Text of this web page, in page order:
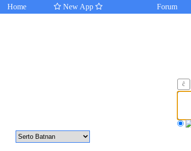
Home New App Forum
ĉ